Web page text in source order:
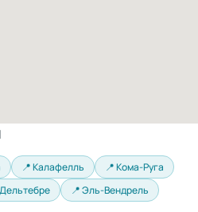
📍 Калафелль
📍 Кома-Руга
📍 Эль-Вендрель